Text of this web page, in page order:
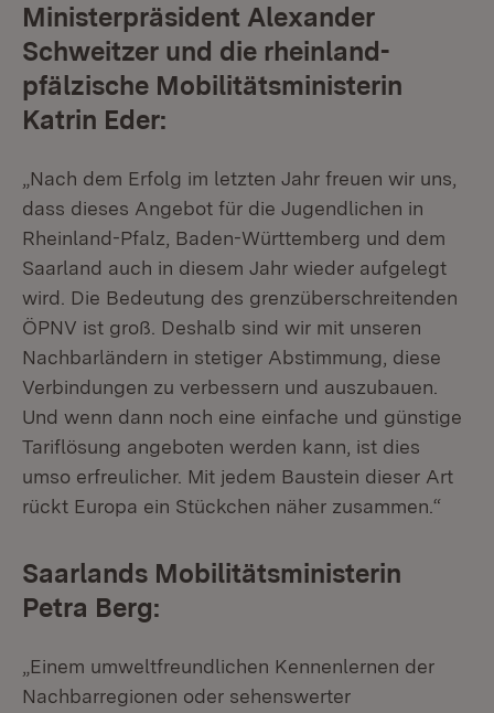
Ministerpräsident Alexander
Schweitzer und die rheinland-
pfälzische Mobilitätsministerin
Katrin Eder:
„Nach dem Erfolg im letzten Jahr freuen wir uns,
dass dieses Angebot für die Jugendlichen in
Rheinland-Pfalz, Baden-Württemberg und dem
Saarland auch in diesem Jahr wieder aufgelegt
wird. Die Bedeutung des grenzüberschreitenden
ÖPNV ist groß. Deshalb sind wir mit unseren
Nachbarländern in stetiger Abstimmung, diese
Verbindungen zu verbessern und auszubauen.
Und wenn dann noch eine einfache und günstige
Tariflösung angeboten werden kann, ist dies
umso erfreulicher. Mit jedem Baustein dieser Art
rückt Europa ein Stückchen näher zusammen.“
Saarlands Mobilitätsministerin
Petra Berg:
„Einem umweltfreundlichen Kennenlernen der
Nachbarregionen oder sehenswerter